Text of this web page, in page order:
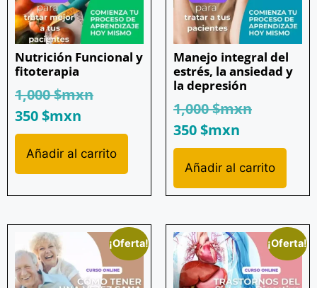
Nutrición Funcional y
fitoterapia
1,000$mxn
350$mxn
Añadir al carrito
Manejo integral del
estrés, la ansiedad y
la depresión
1,000$mxn
350$mxn
Añadir al carrito
¡Oferta! ¡Oferta!